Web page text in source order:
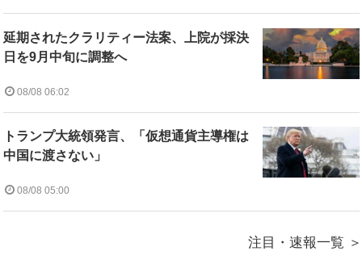
延期されたクラリティー法案、上院が採決
日を9月中旬に調整へ
08/08 06:02
トランプ大統領発言、「仮想通貨主導権は
中国に渡さない」
08/08 05:00
注目・速報一覧